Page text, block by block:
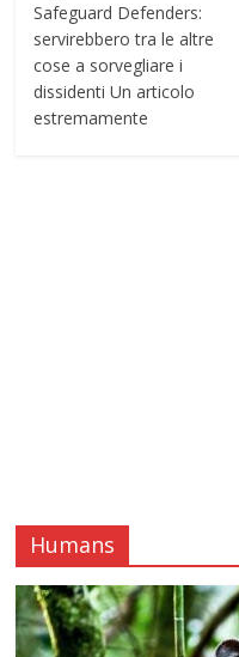
Safeguard Defenders:
servirebbero tra le altre
cose a sorvegliare i
dissidenti Un articolo
estremamente
Humans